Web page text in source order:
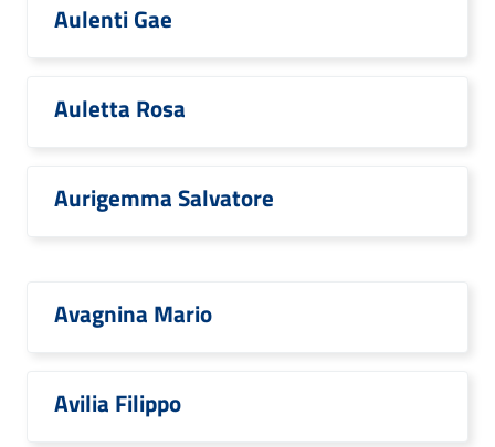
Aulenti Gae
Auletta Rosa
Aurigemma Salvatore
Avagnina Mario
Avilia Filippo